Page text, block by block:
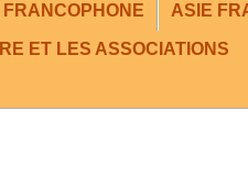
ASIE
ET LES ASSOCIATIONS